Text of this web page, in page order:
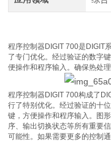
程序控制器DIGIT 700是DIGIT
了专门优化。经过验证的数字
便操作和程序输入。确保热处
程序控制器DIGIT 700构成了
行了特别优化。经过验证的十
键，方便操作和程序输入。图
序、输出切换状态等所有重要
可能性。如果需要更多的控制